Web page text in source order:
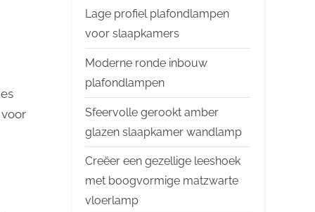
Lage profiel plafondlampen
voor slaapkamers
Moderne ronde inbouw
plafondlampen
Sfeervolle gerookt amber
glazen slaapkamer wandlamp
Creëer een gezellige leeshoek
met boogvormige matzwarte
vloerlamp